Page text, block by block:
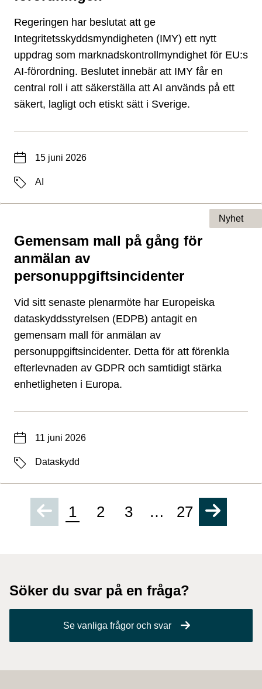
Regeringen har beslutat att ge
Integritetsskyddsmyndigheten (IMY) ett nytt
uppdrag som marknadskontrollmyndighet för EU:s
AI-förordning. Beslutet innebär att IMY får en
central roll i att säkerställa att AI används på ett
säkert, lagligt och etiskt sätt i Sverige.
Datum15 juni 2026
Etiketter
AI
Gemensam mall på gång för
anmälan av
personuppgiftsincidenter
Typ av sida
Nyhet
Vid sitt senaste plenarmöte har Europeiska
dataskyddsstyrelsen (EDPB) antagit en
gemensam mall för anmälan av
personuppgiftsincidenter. Detta för att förenkla
efterlevnaden av GDPR och samtidigt stärka
enhetligheten i Europa.
Datum11 juni 2026
EtiketterDataskydd
1 2 3 … 27
Söker du svar på en fråga?
Se vanliga frågor och svar